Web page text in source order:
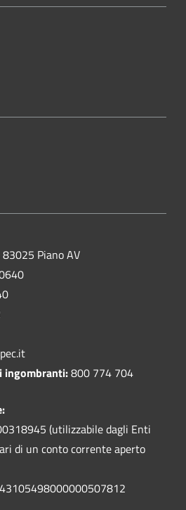
Piano AV
ingombranti:800 774 704
(utilizzabile dagli Enti
di un conto corrente aperto